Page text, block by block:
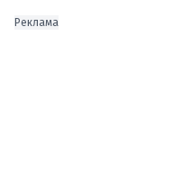
Реклама